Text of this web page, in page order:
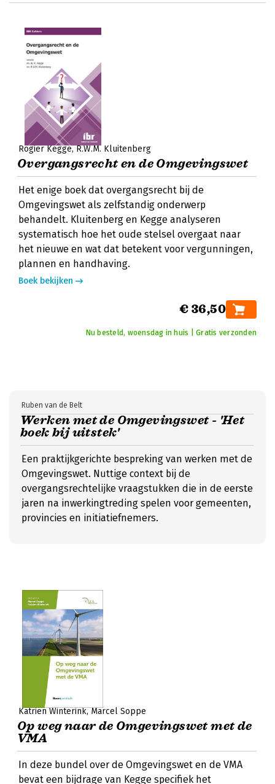
Rogier Kegge R.W.M. Kluitenberg
Overgangsrecht en de Omgevingswet
Het enige boek dat overgangsrecht bij de
Omgevingswet als zelfstandig onderwerp
behandelt. Kluitenberg en Kegge analyseren
systematisch hoe het oude stelsel overgaat naar
het nieuwe en wat dat betekent voor vergunningen,
plannen en handhaving.
Boek bekijken
€ 36,50
Nu besteld, woensdag in huis | Gratis verzonden
Werken met de Omgevingswet - 'Het
boek bij uitstek'
Ruben van de Belt
Een praktijkgerichte bespreking van werken met de
Omgevingswet. Nuttige context bij de
overgangsrechtelijke vraagstukken die in de eerste
jaren na inwerkingtreding spelen voor gemeenten,
provincies en initiatiefnemers.
Katrien Winterink Marcel Soppe
Op weg naar de Omgevingswet met de
VMA
In deze bundel over de Omgevingswet en de VMA
bevat een bijdrage van Kegge specifiek het